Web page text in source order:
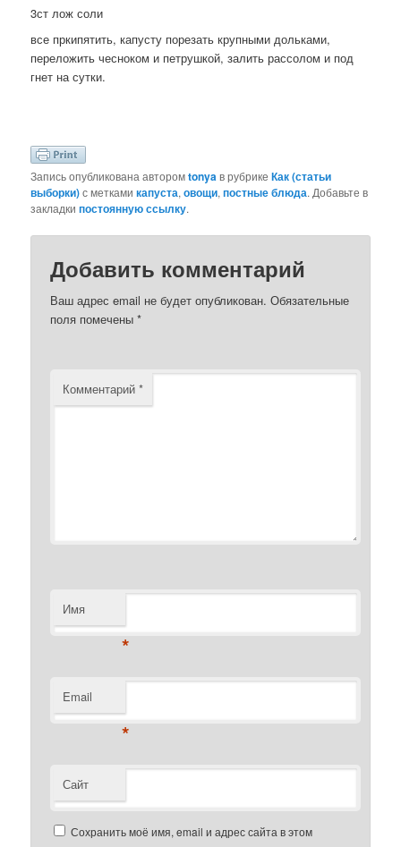
3ст лож соли
все пркипятить, капусту порезать крупными дольками,
переложить чесноком и петрушкой, залить рассолом и под
гнет на сутки.
Запись опубликована авторомtonyaв рубрикеКак (статьи
выборки)с меткамикапуста,овощи,постные блюда. Добавьте в
закладкипостоянную ссылку.
Добавить комментарий
Ваш адрес email не будет опубликован. Обязательные
поля помечены*
Комментарий*
Имя
*
Email
*
Сайт
Сохранить моё имя, email и адрес сайта в этом